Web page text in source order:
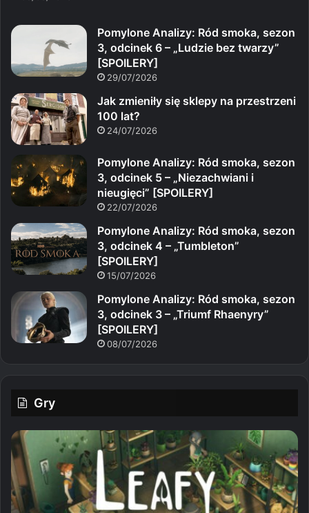
Pomylone Analizy: Ród smoka, sezon
3, odcinek 6 – „Ludzie bez twarzy”
[SPOILERY]
29/07/2026
Jak zmieniły się sklepy na przestrzeni
100 lat?
24/07/2026
Pomylone Analizy: Ród smoka, sezon
3, odcinek 5 – „Niezachwiani i
nieugięci” [SPOILERY]
22/07/2026
Pomylone Analizy: Ród smoka, sezon
3, odcinek 4 – „Tumbleton”
[SPOILERY]
15/07/2026
Pomylone Analizy: Ród smoka, sezon
3, odcinek 3 – „Triumf Rhaenyry”
[SPOILERY]
08/07/2026
Gry